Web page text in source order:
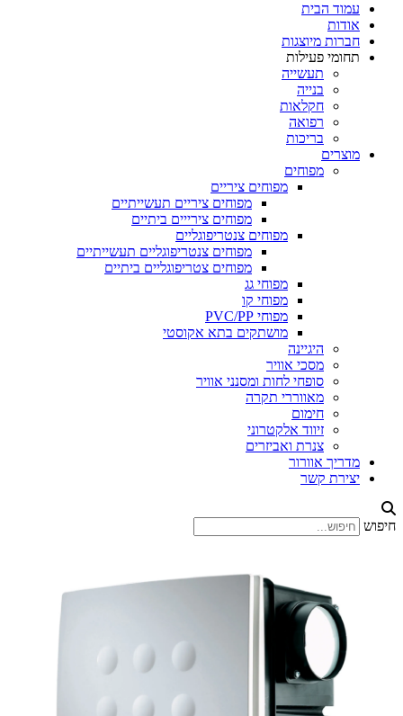
עמוד הבית
אודות
חברות מיוצגות
תחומי פעילות
תעשייה
בנייה
חקלאות
רפואה
בריכות
מוצרים
מפוחים
מפוחים ציריים
מפוחים ציריים תעשייתיים
מפוחים צירייים ביתיים
מפוחים צנטריפוגליים
מפוחים צנטריפוגליים תעשייתיים
מפוחים צטריפוגליים ביתיים
מפוחי גג
מפוחי קו
מפוחי PVC/PP
מושתקים בתא אקוסטי
היגיינה
מסכי אוויר
סופחי לחות ומסנני אוויר
מאווררי תקרה
חימום
זיווד אלקטרוני
צנרת ואביזרים
מדריך אוורור
יצירת קשר
חיפוש